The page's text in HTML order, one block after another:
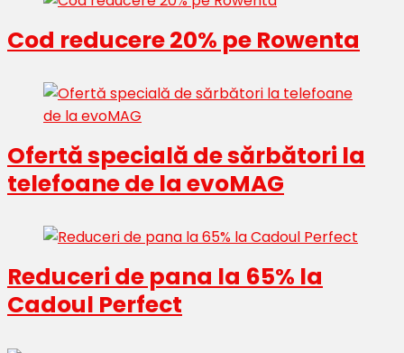
Cod reducere 20% pe Rowenta
Ofertă specială de sărbători la
telefoane de la evoMAG
Reduceri de pana la 65% la
Cadoul Perfect